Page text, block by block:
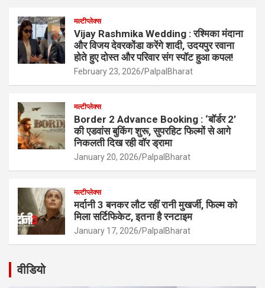
मल्टीप्लेक्स
Vijay Rashmika Wedding : रश्मिका मंदाना
और विजय देवरकोंडा करेंगे शादी, उदयपुर रवाना
होते हुए दोस्त और परिवार संग स्पॉट हुआ कपल!
February 23, 2026 PalpalBharat
मल्टीप्लेक्स
Border 2 Advance Booking : ‘बॉर्डर 2’
की एडवांस बुकिंग शुरू, सुपरहिट फिल्मों से आगे
निकलती दिख रही वॉर ड्रामा
January 20, 2026 PalpalBharat
मल्टीप्लेक्स
मर्दानी 3 बनकर लौट रहीं रानी मुखर्जी, फिल्म को
मिला सर्टिफिकेट, इतना है रनटाइम
January 17, 2026 PalpalBharat
वीडियो